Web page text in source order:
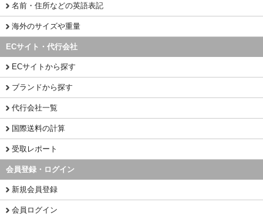
名前・住所などの英語表記
海外のサイズや重量
ECサイト・代行会社
ECサイトから探す
ブランドから探す
代行会社一覧
国際送料の計算
受取レポート
会員登録・ログイン
新規会員登録
会員ログイン